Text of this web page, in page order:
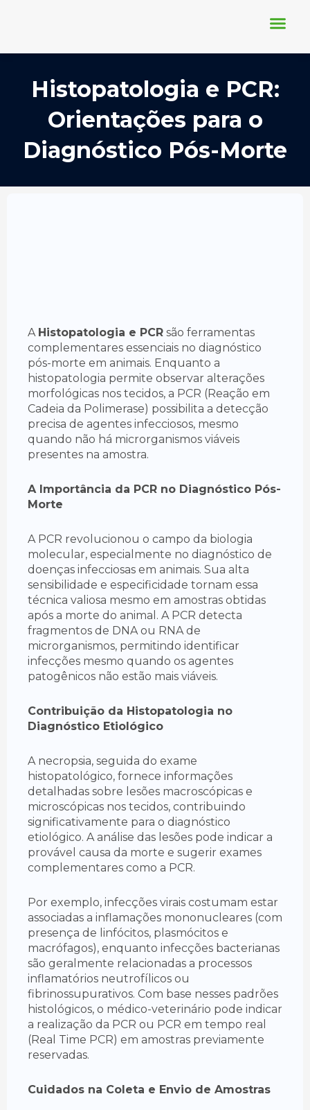
conteúdo
Histopatologia e PCR:
Orientações para o
Diagnóstico Pós-Morte
A Histopatologia e PCR são ferramentas
complementares essenciais no diagnóstico
pós-morte em animais. Enquanto a
histopatologia permite observar alterações
morfológicas nos tecidos, a PCR (Reação em
Cadeia da Polimerase) possibilita a detecção
precisa de agentes infecciosos, mesmo
quando não há microrganismos viáveis
presentes na amostra.
A Importância da PCR no Diagnóstico Pós-
Morte
A PCR revolucionou o campo da biologia
molecular, especialmente no diagnóstico de
doenças infecciosas em animais. Sua alta
sensibilidade e especificidade tornam essa
técnica valiosa mesmo em amostras obtidas
após a morte do animal. A PCR detecta
fragmentos de DNA ou RNA de
microrganismos, permitindo identificar
infecções mesmo quando os agentes
patogênicos não estão mais viáveis.
Contribuição da Histopatologia no
Diagnóstico Etiológico
A necropsia, seguida do exame
histopatológico, fornece informações
detalhadas sobre lesões macroscópicas e
microscópicas nos tecidos, contribuindo
significativamente para o diagnóstico
etiológico. A análise das lesões pode indicar a
provável causa da morte e sugerir exames
complementares como a PCR.
Por exemplo, infecções virais costumam estar
associadas a inflamações mononucleares (com
presença de linfócitos, plasmócitos e
macrófagos), enquanto infecções bacterianas
são geralmente relacionadas a processos
inflamatórios neutrofílicos ou
fibrinossupurativos. Com base nesses padrões
histológicos, o médico-veterinário pode indicar
a realização da PCR ou PCR em tempo real
(Real Time PCR) em amostras previamente
reservadas.
Cuidados na Coleta e Envio de Amostras